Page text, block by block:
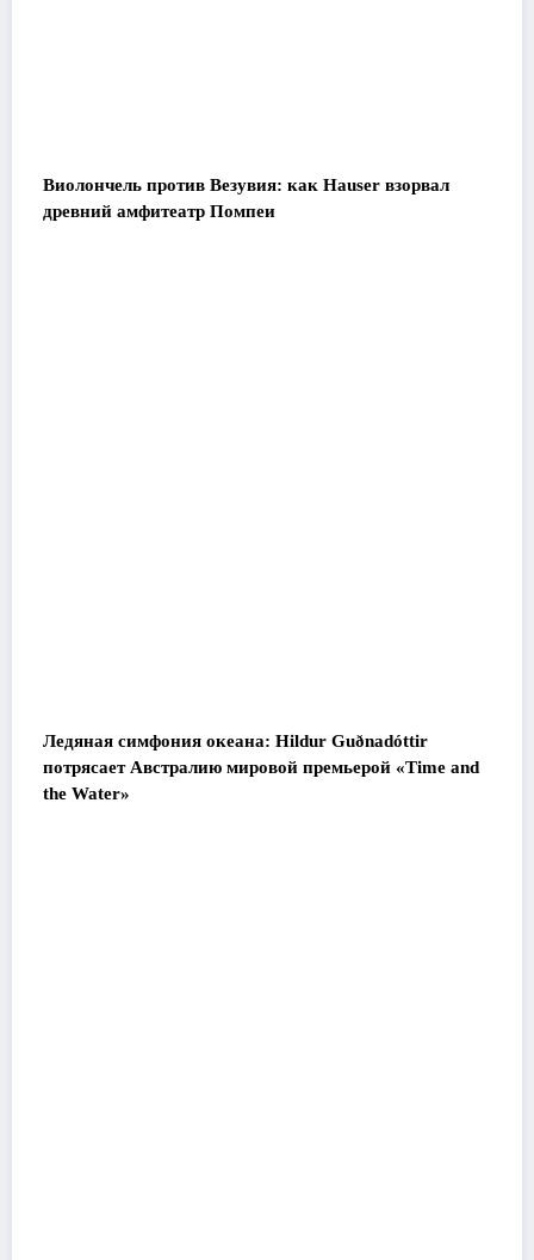
Виолончель против Везувия: как Hauser взорвал
древний амфитеатр Помпеи
Ледяная симфония океана: Hildur Guðnadóttir
потрясает Австралию мировой премьерой «Time and
the Water»